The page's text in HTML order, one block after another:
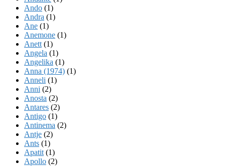
Ando (1)
Andra (1)
Ane (1)
Anemone (1)
Anett (1)
Angela (1)
Angelika (1)
Anna (1974) (1)
Anneli (1)
Anni (2)
Anosta (2)
Antares (2)
Antigo (1)
Antinema (2)
Antje (2)
Ants (1)
Apatit (1)
Apollo (2)